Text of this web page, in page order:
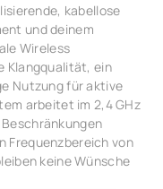
kabellose
und deinem
Wireless
Klangqualität, ein
Nutzung für aktive
arbeitet im 2,4 GHz
Frequenzbereich von
keine Wünsche